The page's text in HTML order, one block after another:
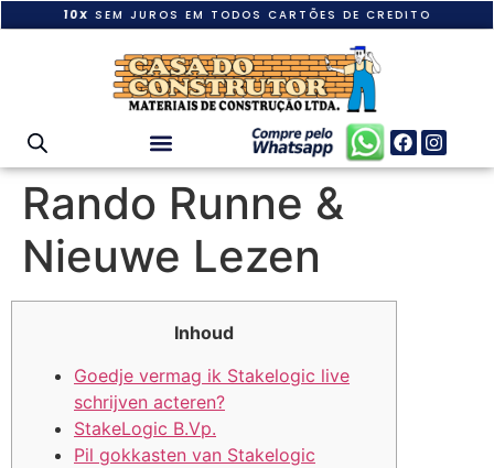
10X SEM JUROS EM TODOS CARTÕES DE CREDITO
Rando Runne &
Nieuwe Lezen
Inhoud
Goedje vermag ik Stakelogic live
schrijven acteren?
StakeLogic B.Vp.
Pil gokkasten van Stakelogic